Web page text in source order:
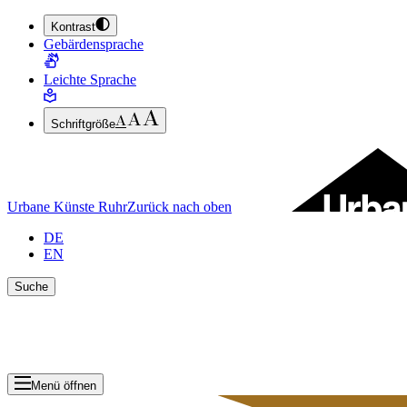
ZUM HAUPTINHALT SPRINGEN (ENTER DRÜCKEN)
ZUM FUSSBEREICH SPRINGEN (ENTER DRÜCKEN)
Kontrast
Gebärdensprache
Leichte Sprache
Schriftgröße
Urbane Künste RuhrZurück nach oben
DE
EN
Suche
Menü öffnen